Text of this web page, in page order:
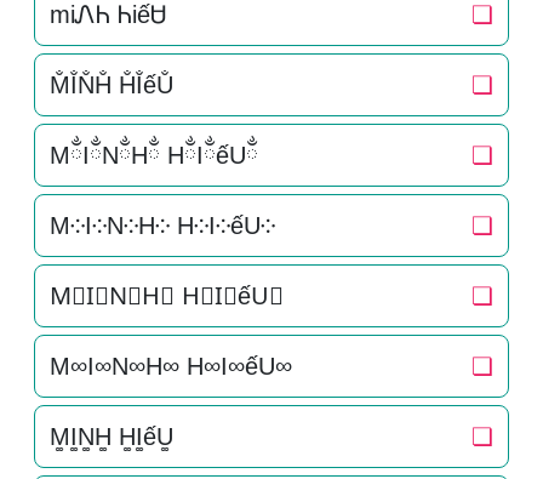
miᏁᏂ ᏂiếᏌ ❏
M̐I̐N̐H̐ H̐I̐ếU̐ ❏
MྂIྂNྂHྂ HྂIྂếUྂ ❏
M༶I༶N༶H༶ H༶I༶ếU༶ ❏
M⃕I⃕N⃕H⃕ H⃕I⃕ếU⃕ ❏
M∞I∞N∞H∞ H∞I∞ếU∞ ❏
M͚I͚N͚H͚ H͚I͚ếU͚ ❏